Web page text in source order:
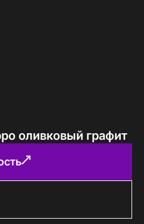
оливковый графит